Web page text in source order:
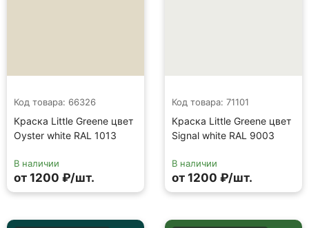
Код товара: 66326
Краска Little Greene цвет
Oyster white RAL 1013
В наличии
от 1200 ₽/шт.
Код товара: 71101
Краска Little Greene цвет
Signal white RAL 9003
В наличии
от 1200 ₽/шт.